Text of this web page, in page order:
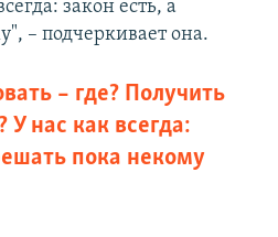
закон есть, а
– подчеркивает она.
– где? Получить
У нас как всегда:
пока некому